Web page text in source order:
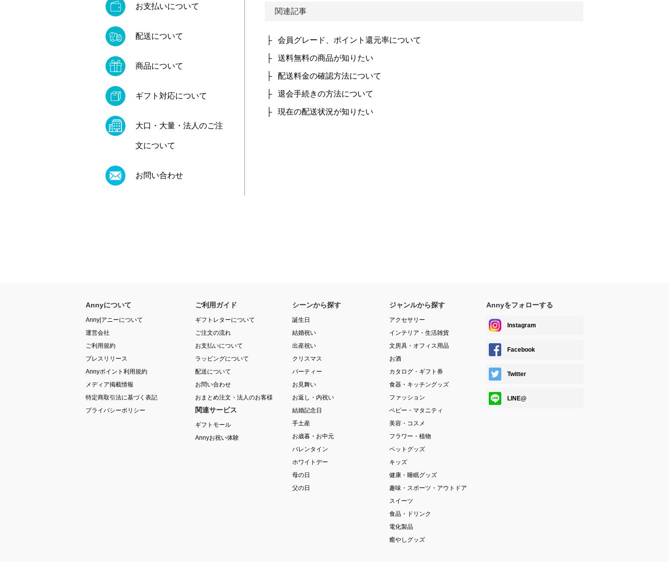
お支払いについて
配送について
商品について
ギフト対応について
大口・大量・法人のご注
文について
お問い合わせ
関連記事
会員グレード、ポイント還元率について
送料無料の商品が知りたい
配送料金の確認方法について
退会手続きの方法について
現在の配送状況が知りたい
Annyについて
Anny|アニーについて
運営会社
ご利用規約
プレスリリース
Annyポイント利用規約
メディア掲載情報
特定商取引法に基づく表記
プライバシーポリシー
ご利用ガイド
ギフトレターについて
ご注文の流れ
お支払いについて
ラッピングについて
配送について
お問い合わせ
おまとめ注文・法人のお客様
関連サービス
ギフトモール
Annyお祝い体験
シーンから探す
誕生日
結婚祝い
出産祝い
クリスマス
パーティー
お見舞い
お返し・内祝い
結婚記念日
手土産
お歳暮・お中元
バレンタイン
ホワイトデー
母の日
父の日
ジャンルから探す
アクセサリー
インテリア・生活雑貨
文房具・オフィス用品
お酒
カタログ・ギフト券
食器・キッチングッズ
ファッション
ベビー・マタニティ
美容・コスメ
フラワー・植物
ペットグッズ
キッズ
健康・睡眠グッズ
趣味・スポーツ・アウトドア
スイーツ
食品・ドリンク
電化製品
癒やしグッズ
Annyをフォローする
Instagram
Facebook
Twitter
LINE@